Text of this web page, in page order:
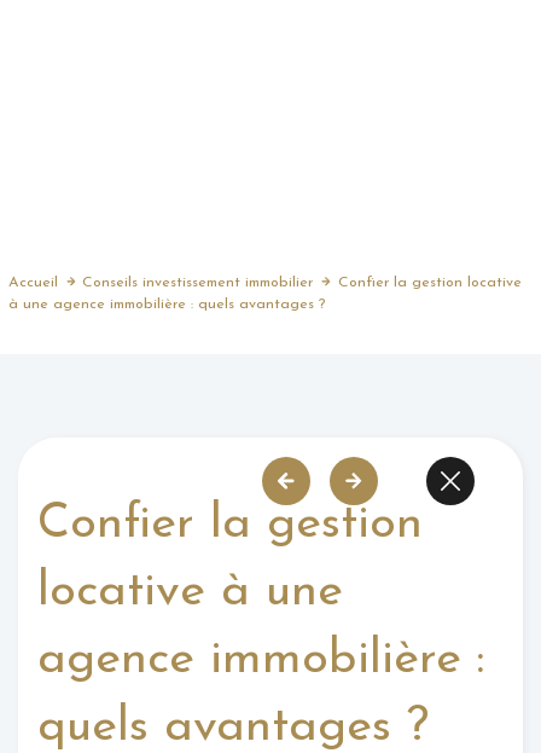
Accueil Conseils investissement immobilier
Confier la gestion locative
à une agence immobilière : quels avantages ?
Confier la gestion
locative à une
agence immobilière :
quels avantages ?